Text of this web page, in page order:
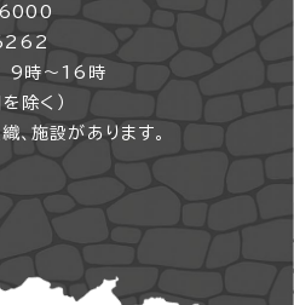
6000
9時～16時
除く）
施設があります。